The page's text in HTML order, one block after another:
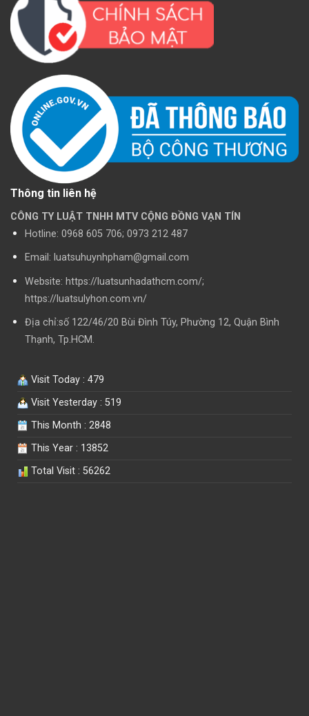
Thông tin liên hệ
CÔNG TY LUẬT TNHH MTV CỘNG ĐỒNG VẠN TÍN
Hotline: 0968 605 706; 0973 212 487
Email: luatsuhuynhpham@gmail.com
Website: https://luatsunhadathcm.com/;
https://luatsulyhon.com.vn/
Địa chỉ:số 122/46/20 Bùi Đình Túy, Phường 12, Quận Bình
Thạnh, Tp.HCM.
Visit Today : 479
Visit Yesterday : 519
This Month : 2848
This Year : 13852
Total Visit : 56262